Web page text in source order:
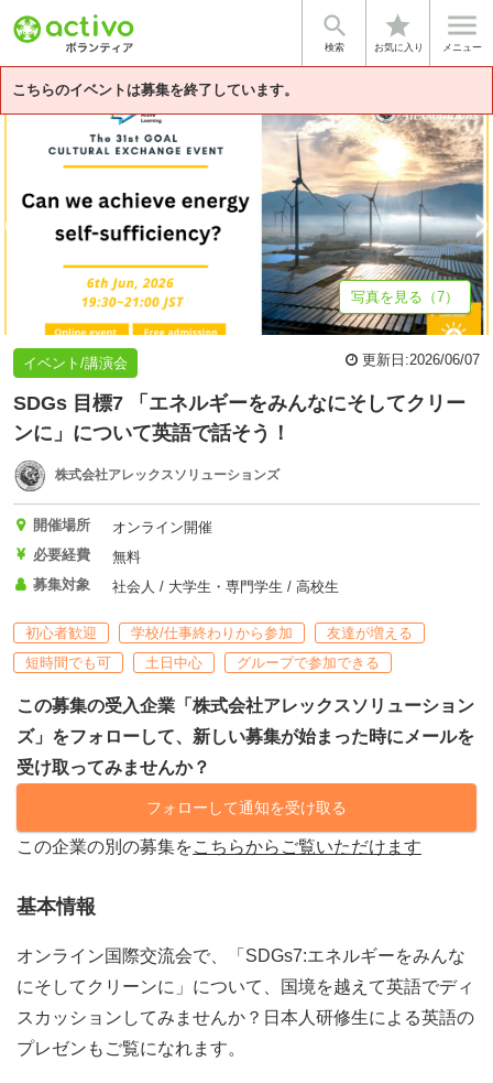

検索
star
お気に入り

メニュー
こちらのイベントは募集を終了しています。
基本情報 募集詳細 企業情報
写真を見る（7）
イベント/講演会 更新日:2026/06/07
SDGs 目標7 「エネルギーをみんなにそしてクリー
ンに」について英語で話そう！
株式会社アレックスソリューションズ
開催場所
オンライン開催
必要経費
無料
募集対象
社会人 / 大学生・専門学生 / 高校生
初心者歓迎 学校/仕事終わりから参加
友達が増える
短時間でも可
土日中心 グループで参加できる
この募集の受入企業「株式会社アレックスソリューション
ズ」をフォローして、新しい募集が始まった時にメールを
受け取ってみませんか？
フォローして通知を受け取る
この企業の別の募集をこちらからご覧いただけます
基本情報
オンライン国際交流会で、「SDGs7:エネルギーをみんな
にそしてクリーンに」について、国境を越えて英語でディ
スカッションしてみませんか？日本人研修生による英語の
プレゼンもご覧になれます。